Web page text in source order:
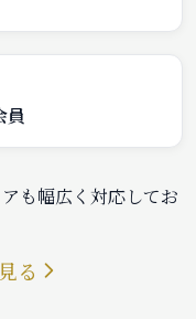
員
も幅広く対応してお
る